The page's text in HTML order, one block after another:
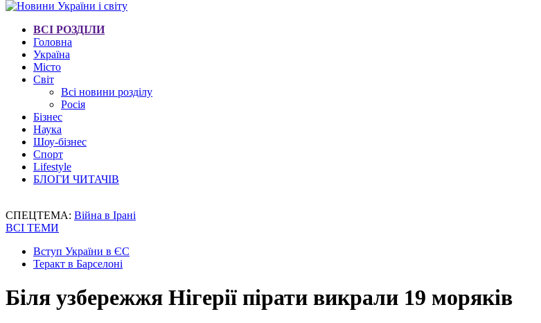
ВСІ РОЗДІЛИ
Головна
Україна
Місто
Світ
Всі новини розділу
Росія
Бізнес
Наука
Шоу-бізнес
Спорт
Lifestyle
БЛОГИ ЧИТАЧІВ
СПЕЦТЕМА: Війна в Ірані
ВСІ ТЕМИ
Вступ України в ЄС
Теракт в Барселоні
Біля узбережжя Нігерії пірати викрали 19 моряків